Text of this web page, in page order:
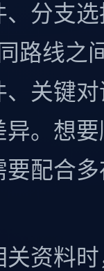
、分支
路线之
、关键
异。想
要配合
关资料